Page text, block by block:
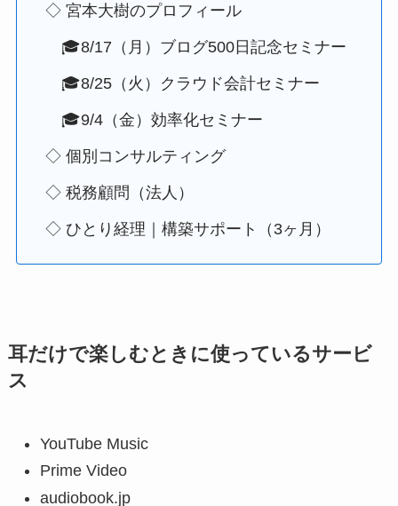
◇ 宮本大樹のプロフィール
🎓8/17（月）ブログ500日記念セミナー
🎓8/25（火）クラウド会計セミナー
🎓9/4（金）効率化セミナー
◇ 個別コンサルティング
◇ 税務顧問（法人）
◇ ひとり経理｜構築サポート（3ヶ月）
耳だけで楽しむときに使っているサービ
ス
YouTube Music
Prime Video
audiobook.jp